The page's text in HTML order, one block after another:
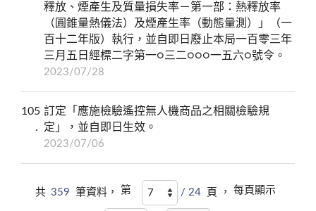
釋放、煙產生及質量損失率－第一部：熱釋放率
（圓錐量熱儀法）及煙產生率（動態量測）」（一
百十二年版）執行，並自即日廢止本局一百零三年
三月五日經標二字第一○三二○○○一五六○號令。
2023/07/28
105 訂定「應施檢驗遙控無人機商品之相關檢驗規
定」，並自即日生效。
2023/07/06
共 359 筆資料， 第 / 24 頁 ， 每頁顯示